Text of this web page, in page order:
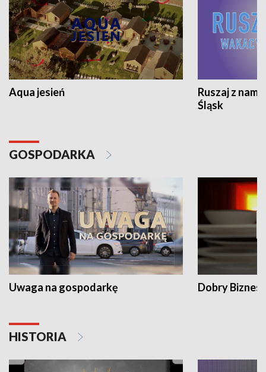
Aqua jesień
Ruszaj z
Śląsk
GOSPODARKA
Uwaga na gospodarkę Dobry Biznes
HISTORIA